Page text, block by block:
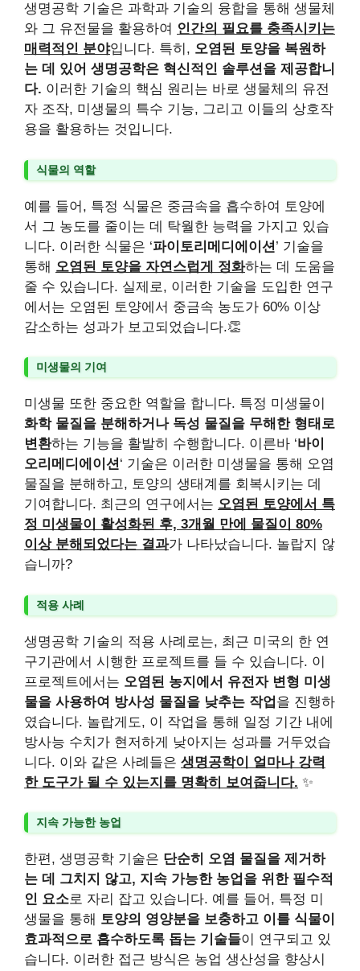
생명공학 기술은 과학과 기술의 융합을 통해 생물체
와 그 유전물을 활용하여 인간의 필요를 충족시키는
매력적인 분야입니다. 특히, 오염된 토양을 복원하
는 데 있어 생명공학은 혁신적인 솔루션을 제공합니
다. 이러한 기술의 핵심 원리는 바로 생물체의 유전
자 조작, 미생물의 특수 기능, 그리고 이들의 상호작
용을 활용하는 것입니다.
식물의 역할
예를 들어, 특정 식물은 중금속을 흡수하여 토양에
서 그 농도를 줄이는 데 탁월한 능력을 가지고 있습
니다. 이러한 식물은 ‘파이토리메디에이션 ’ 기술을
통해 오염된 토양을 자연스럽게 정화하는 데 도움을
줄 수 있습니다. 실제로, 이러한 기술을 도입한 연구
에서는 오염된 토양에서 중금속 농도가 60% 이상
감소하는 성과가 보고되었습니다.👏
미생물의 기여
미생물 또한 중요한 역할을 합니다. 특정 미생물이
화학 물질을 분해하거나 독성 물질을 무해한 형태로
변환하는 기능을 활발히 수행합니다. 이른바 ‘바이
오리메디에이션‘ 기술은 이러한 미생물을 통해 오염
물질을 분해하고, 토양의 생태계를 회복시키는 데
기여합니다. 최근의 연구에서는 오염된 토양에서 특
정 미생물이 활성화된 후, 3개월 만에 물질이 80%
이상 분해되었다는 결과가 나타났습니다. 놀랍지 않
습니까?
적용 사례
생명공학 기술의 적용 사례로는, 최근 미국의 한 연
구기관에서 시행한 프로젝트를 들 수 있습니다. 이
프로젝트에서는 오염된 농지에서 유전자 변형 미생
물을 사용하여 방사성 물질을 낮추는 작업 을 진행하
였습니다. 놀랍게도, 이 작업을 통해 일정 기간 내에
방사능 수치가 현저하게 낮아지는 성과를 거두었습
니다. 이와 같은 사례들은 생명공학이 얼마나 강력
한 도구가 될 수 있는지를 명확히 보여줍니다. ✨
지속 가능한 농업
한편, 생명공학 기술은 단순히 오염 물질을 제거하
는 데 그치지 않고, 지속 가능한 농업을 위한 필수적
인 요소로 자리 잡고 있습니다. 예를 들어, 특정 미
생물을 통해 토양의 영양분을 보충하고 이를 식물이
효과적으로 흡수하도록 돕는 기술들이 연구되고 있
습니다. 이러한 접근 방식은 농업 생산성을 향상시